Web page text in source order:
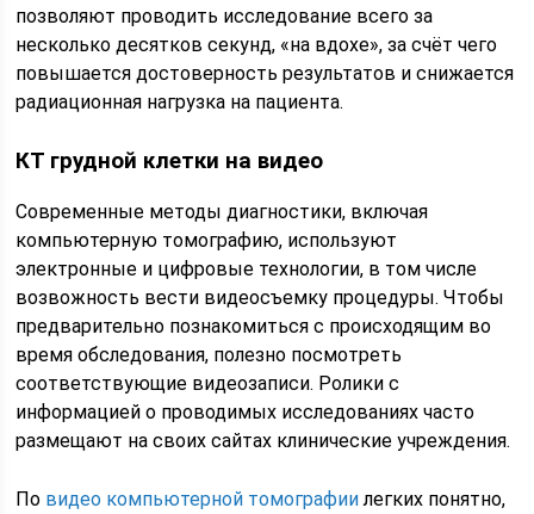
позволяют проводить исследование всего за
несколько десятков секунд, «на вдохе», за счёт чего
повышается достоверность результатов и снижается
радиационная нагрузка на пациента.
КТ грудной клетки на видео
Современные методы диагностики, включая
компьютерную томографию, используют
электронные и цифровые технологии, в том числе
возвожность вести видеосъемку процедуры. Чтобы
предварительно познакомиться с происходящим во
время обследования, полезно посмотреть
соответствующие видеозаписи. Ролики с
информацией о проводимых исследованиях часто
размещают на своих сайтах клинические учреждения.
По видео компьютерной томографии легких понятно,